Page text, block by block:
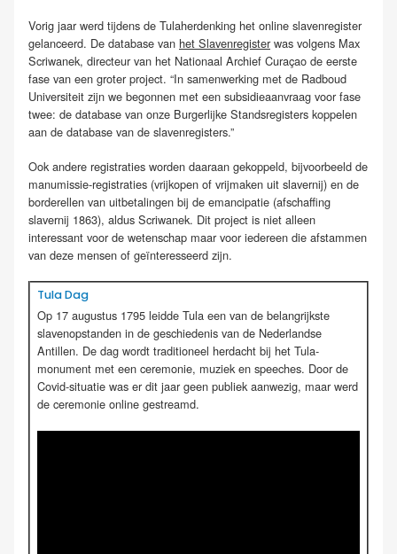
Vorig jaar werd tijdens de Tulaherdenking het online slavenregister
gelanceerd. De database van het Slavenregister was volgens Max
Scriwanek, directeur van het Nationaal Archief Curaçao de eerste
fase van een groter project. “In samenwerking met de Radboud
Universiteit zijn we begonnen met een subsidieaanvraag voor fase
twee: de database van onze Burgerlijke Standsregisters koppelen
aan de database van de slavenregisters.”
Ook andere registraties worden daaraan gekoppeld, bijvoorbeeld de
manumissie-registraties (vrijkopen of vrijmaken uit slavernij) en de
borderellen van uitbetalingen bij de emancipatie (afschaffing
slavernij 1863), aldus Scriwanek. Dit project is niet alleen
interessant voor de wetenschap maar voor iedereen die afstammen
van deze mensen of geïnteresseerd zijn.
Tula Dag
Op 17 augustus 1795 leidde Tula een van de belangrijkste
slavenopstanden in de geschiedenis van de Nederlandse
Antillen. De dag wordt traditioneel herdacht bij het Tula-
monument met een ceremonie, muziek en speeches. Door de
Covid-situatie was er dit jaar geen publiek aanwezig, maar werd
de ceremonie online gestreamd.